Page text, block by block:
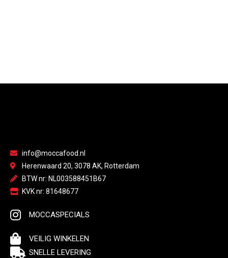
info@moccafood.nl
Herenwaard 20, 3078 AK, Rotterdam
BTW nr: NL003588451B67
KVK nr: 81648677
MOCCASPECIALS
VEILIG WINKELEN
SNELLE LEVERING